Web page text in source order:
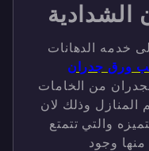
خدمه الدهانات
ورق جدران
من الخامات
وذلك لان
والتي تتمتع
وجود